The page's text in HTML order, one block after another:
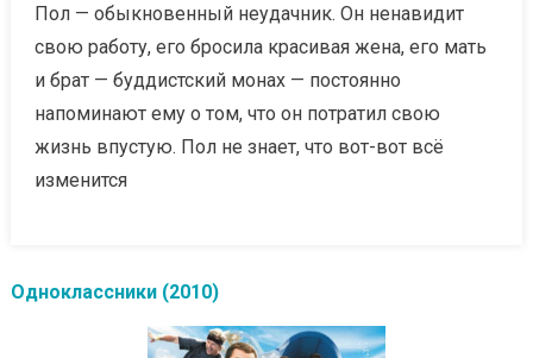
Пол — обыкновенный неудачник. Он ненавидит
свою работу, его бросила красивая жена, его мать
и брат — буддистский монах — постоянно
напоминают ему о том, что он потратил свою
жизнь впустую. Пол не знает, что вот-вот всё
изменится
Одноклассники (2010)